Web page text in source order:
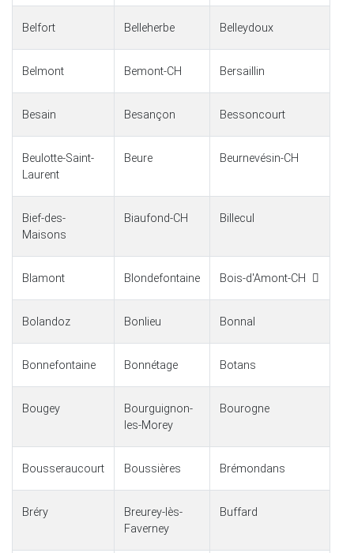
Belfort Belleherbe Belleydoux
Belmont Bemont-CH Bersaillin
Besain Besançon Bessoncourt
Beulotte-Saint-
Laurent
Beure Beurnevésin-CH
Bief-des-
Maisons
Biaufond-CH Billecul
Blamont Blondefontaine Bois-d'Amont-CH
Bolandoz Bonlieu Bonnal
Bonnefontaine Bonnétage Botans
Bougey
Bourguignon-
les-Morey
Bourogne
Bousseraucourt Boussières Brémondans
Bréry
Breurey-lès-
Faverney
Buffard